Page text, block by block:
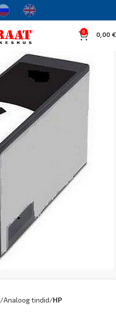
0 0,00€
Analoog tindid HP